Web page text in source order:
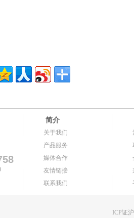
简介
关于我们
产品服务
媒体合作
友情链接
联系我们
ICP证